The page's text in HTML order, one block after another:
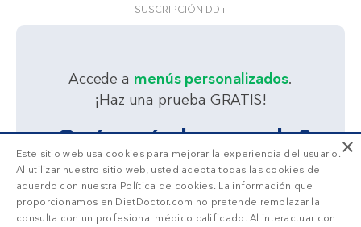
SUSCRIPCIÓN DD+
Accede a menús personalizados.
¡Haz una prueba GRATIS!
¿Qué estás buscando?
Adelgazar Sentirme bien
×
Este sitio web usa cookies para mejorar la experiencia del usuario.
Al utilizar nuestro sitio web, usted acepta todas las cookies de
acuerdo con nuestra Política de cookies. La información que
proporcionamos en DietDoctor.com no pretende remplazar la
consulta con un profesional médico calificado. Al interactuar con